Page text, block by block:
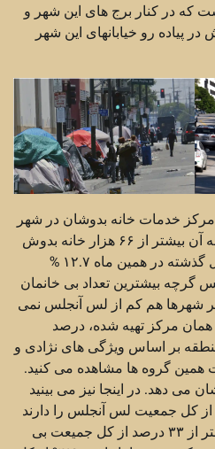
که در کنار برج های این شهر و
پیاده رو خیابانهای این شهر
طبق گزارش ماه ژوئن ۲۰۲۰ مرکز خدمات خانه بدوشان در شهر
لس آنجلس در این شهر و حومه آن بیشتر از ۶۶ هزار خانه بدوش
بسر می برند که به نسبت سال گذشته در همین ماه ۱۲.۷ %
بیشترین تعداد بی خانمان
شهرها هم کم از لس آنجلس نمی
همان مرکز تهیه شده، درصد
بر اساس ویژگی های نژادی و
همین گروه ها مشاهده می کنید.
می دهد. در اینجا نیز می بینید
اینکه سیاهان فقط ۷.۹% از کل جمعیت لس آنجلس را دارند
اما جمعیت بی خانمان آنها بیشتر از ۳۳ درصد از کل جمیعت بی